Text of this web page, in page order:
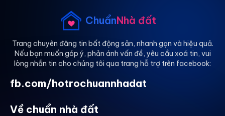
ChuẩnNhà đất
Trang chuyên đăng tin bất động sản, nhanh gọn và hiệu quả.
Nếu bạn muốn góp ý, phản ánh vấn đề, yêu cầu xoá tin, vui
lòng nhắn tin cho chúng tôi qua trang hỗ trợ trên facebook:
fb.com/hotrochuannhadat
Về chuẩn nhà đất